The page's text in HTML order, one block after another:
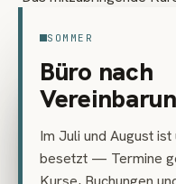
SOMMER
Büro nach
Im Juli und August
besetzt — Termine
„
Der Kurs war